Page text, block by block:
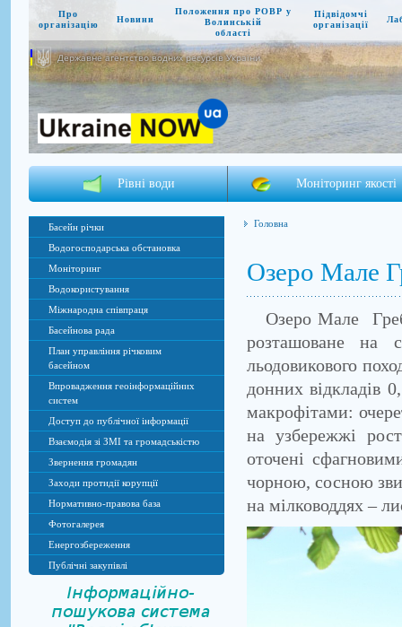
Про
організацію
Новини
Положення про РОВР у
Волинській
області
Підвідомчі
організації
Державне агентство водних ресурсів України
Рівні води Моніторинг якості
Басейн річки
Водогосподарська обстановка
Моніторинг
Водокористування
Міжнародна співпраця
Басейнова рада
План управління річковим
басейном
Впровадження геоінформаційних
систем
Доступ до публічної інформації
Взаємодія зі ЗМІ та громадськістю
Звернення громадян
Заходи протидії корупції
Нормативно-правова база
Фотогалерея
Енергозбереження
Публічні закупівлі
Головна
Озеро Мале
Озеро Мале
розташоване на
льодовикового
донних відкладів
макрофітами:
на узбережжі
оточені
чорною, сосною
на мілководдях –